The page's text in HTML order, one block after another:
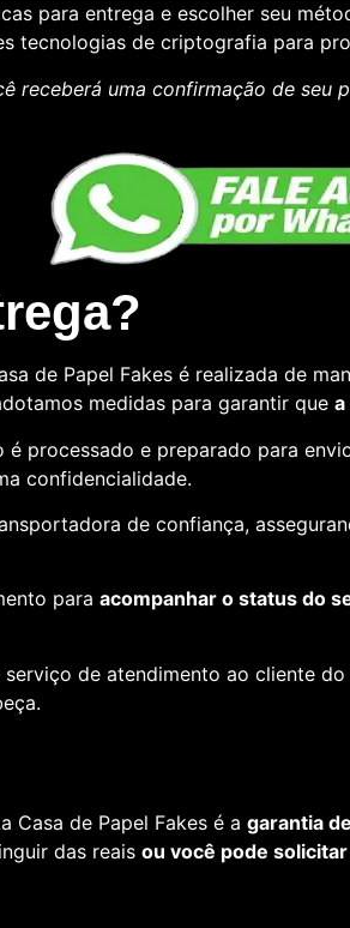
para entrega e escolher seu
tecnologias de criptografia para
receberá uma confirmação de seu
de Papel Fakes é realizada de
medidas para garantir que
processado e preparado para
confidencialidade.
de confiança,
para acompanhar o status do
de atendimento ao cliente
Casa de Papel Fakes é a garantia
das reais ou você pode